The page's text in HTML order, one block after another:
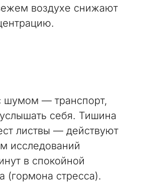
воздухе снижают
шумом — транспорт,
себя. Тишина
листвы — действуют
исследований
в спокойной
(гормона стресса).